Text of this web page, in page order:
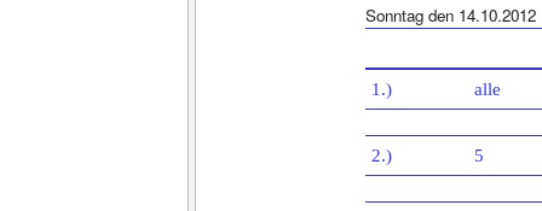
Sonntag den 14.10.2012
1.) alle
2.) 5